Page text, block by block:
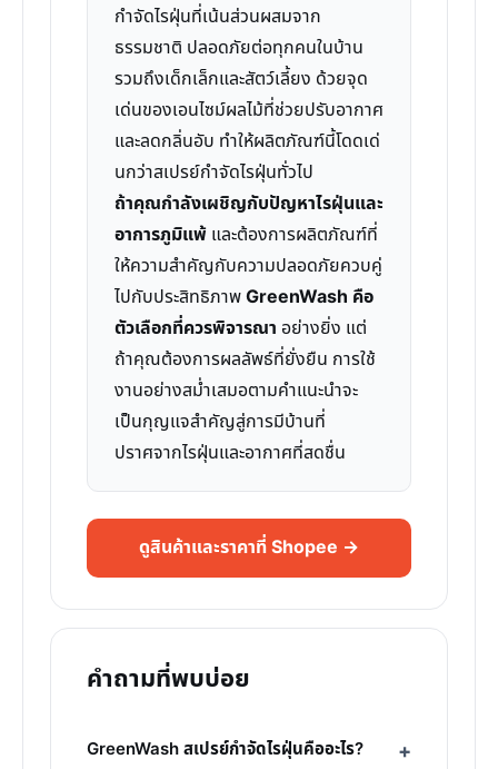
กำจัดไรฝุ่นที่เน้นส่วนผสมจาก
ธรรมชาติ ปลอดภัยต่อทุกคนในบ้าน
รวมถึงเด็กเล็กและสัตว์เลี้ยง ด้วยจุด
เด่นของเอนไซม์ผลไม้ที่ช่วยปรับอากาศ
และลดกลิ่นอับ ทำให้ผลิตภัณฑ์นี้โดดเด่
นกว่าสเปรย์กำจัดไรฝุ่นทั่วไป
ถ้าคุณกำลังเผชิญกับปัญหาไรฝุ่นและ
อาการภูมิแพ้ และต้องการผลิตภัณฑ์ที่
ให้ความสำคัญกับความปลอดภัยควบคู่
ไปกับประสิทธิภาพGreenWash คือ
ตัวเลือกที่ควรพิจารณา อย่างยิ่ง แต่
ถ้าคุณต้องการผลลัพธ์ที่ยั่งยืน การใช้
งานอย่างสม่ำเสมอตามคำแนะนำจะ
เป็นกุญแจสำคัญสู่การมีบ้านที่
ปราศจากไรฝุ่นและอากาศที่สดชื่น
ดูสินค้าและราคาที่ Shopee →
คำถามที่พบบ่อย
GreenWash สเปรย์กำจัดไรฝุ่นคืออะไร?